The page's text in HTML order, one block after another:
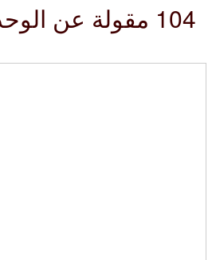
104 مقولة عن الوحدة اقتباس :